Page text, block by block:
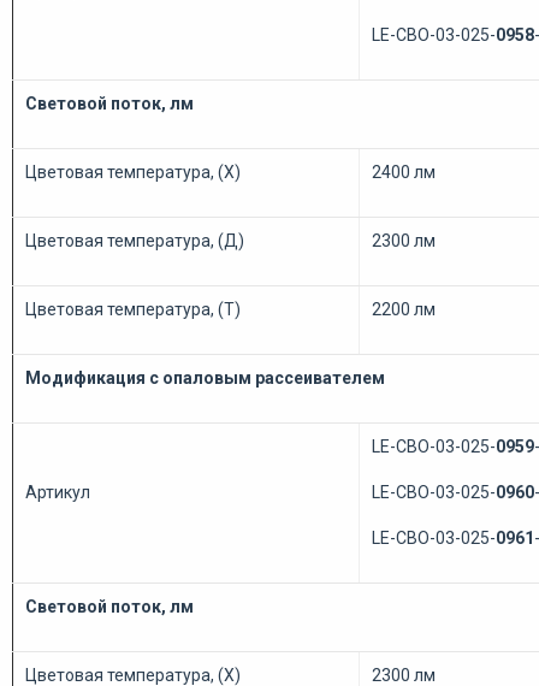
LE-СВО-03-025-0958
Световой поток, лм
Цветовая температура, (Х) 2400 лм
Цветовая температура, (Д) 2300 лм
Цветовая температура, (Т) 2200 лм
Модификация с опаловым рассеивателем
Артикул
LE-СВО-03-025-0959
LE-СВО-03-025-0960
LE-СВО-03-025-0961
Световой поток, лм
Цветовая температура, (Х) 2300 лм